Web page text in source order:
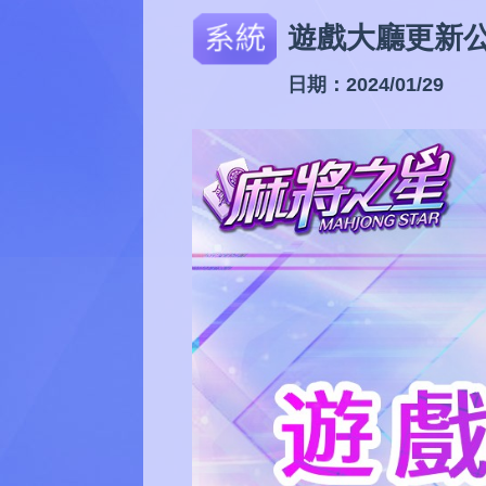
遊戲大廳更新
日期：2024/01/29